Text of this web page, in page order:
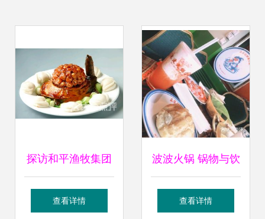
探访和平渔牧集团
有限责任公司水产
查看详情
波波火锅 锅物与饮
品的双重奏，齐齐
查看详情